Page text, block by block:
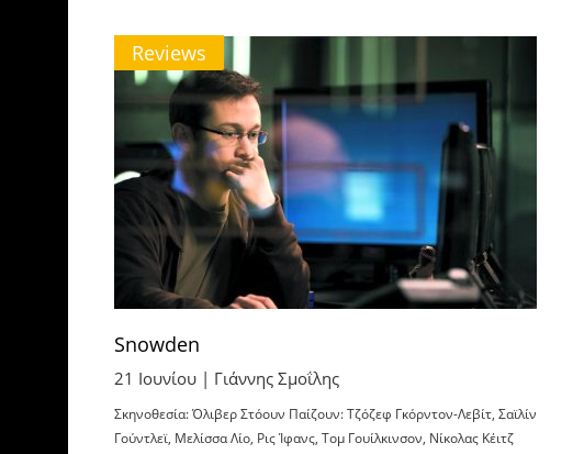
Reviews
Snowden
21 Ιουνίου | Γιάννης Σμοΐλης
Σκηνοθεσία: Όλιβερ Στόουν Παίζουν: Τζόζεφ Γκόρντον-Λεβίτ, Σαϊλίν
Γούντλεϊ, Μελίσσα Λίο, Ρις Ίφανς, Τομ Γουίλκινσον, Νίκολας Κέιτζ